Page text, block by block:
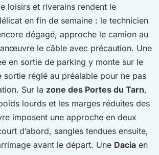
loisirs et riverains rendent le
en fin de semaine : le technicien
dégagé, approche le camion au
le câble avec précaution. Une
en sortie de parking y monte sur le
sortie réglé au préalable pour ne pas
Sur la zone des Portes du Tarn,
lourds et les marges réduites des
imposent une approche en deux
d’abord, sangles tendues ensuite,
avant le départ. Une Dacia en